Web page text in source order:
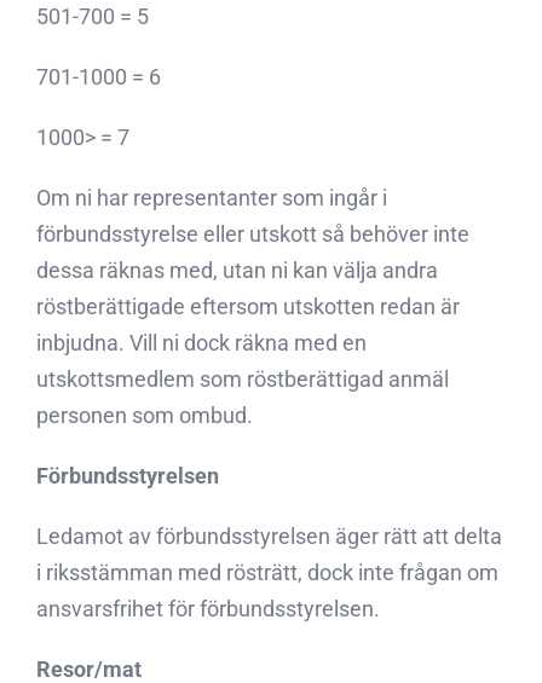
501-700 = 5
701-1000 = 6
1000> = 7
Om ni har representanter som ingår i
förbundsstyrelse eller utskott så behöver inte
dessa räknas med, utan ni kan välja andra
röstberättigade eftersom utskotten redan är
inbjudna. Vill ni dock räkna med en
utskottsmedlem som röstberättigad anmäl
personen som ombud.
Förbundsstyrelsen
Ledamot av förbundsstyrelsen äger rätt att delta
i riksstämman med rösträtt, dock inte frågan om
ansvarsfrihet för förbundsstyrelsen.
Resor/mat